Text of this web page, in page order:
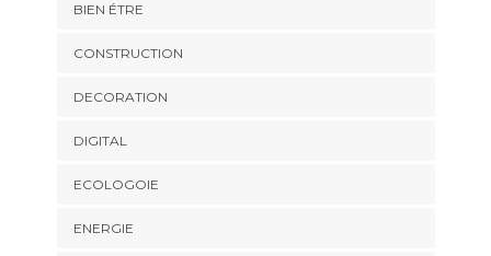
BIEN ÉTRE
CONSTRUCTION
DECORATION
DIGITAL
ECOLOGOIE
ENERGIE